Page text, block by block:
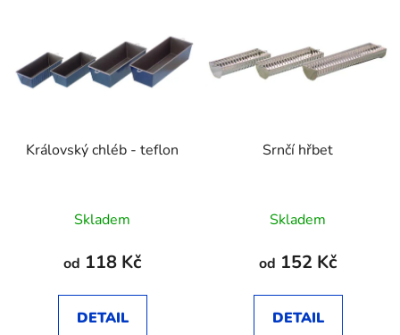
Královský chléb - teflon
Skladem
od 118 Kč
DETAIL
Srnčí hřbet
Skladem
od 152 Kč
DETAIL